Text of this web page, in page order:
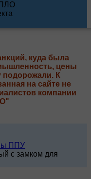
куда была
цены
подорожали. К
на сайте не
компании
ППУ
с замком для